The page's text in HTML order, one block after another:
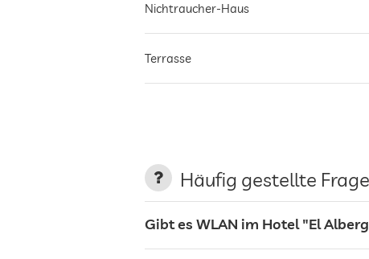
Nichtraucher-Haus
Terrasse
Häufig gestellte
Gibt es WLAN im Hotel "El